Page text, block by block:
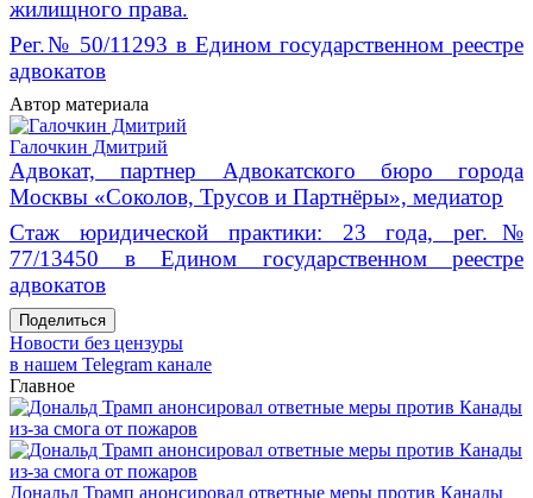
жилищного права.
Рег.№ 50/11293 в Едином государственном реестре
адвокатов
Автор материала
Галочкин Дмитрий
Адвокат, партнер Адвокатского бюро города
Москвы «Соколов, Трусов и Партнёры», медиатор
Стаж юридической практики: 23 года, рег.№
77/13450 в Едином государственном реестре
адвокатов
Поделиться
Новости без цензуры
в нашем Telegram канале
Главное
Дональд Трамп анонсировал ответные меры против Канады